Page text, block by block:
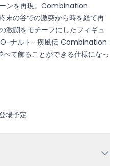
ンを再現。Combination
末の谷での激突から時を経て再
激闘をモチーフにしたフィギュ
ナルト- 疾風伝 Combination
て飾ることができる仕様になっ
場予定